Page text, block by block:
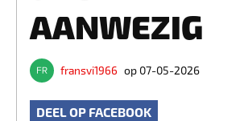
AANWEZIG
fransvi1966 op 07-05-2026
DEEL OP FACEBOOK